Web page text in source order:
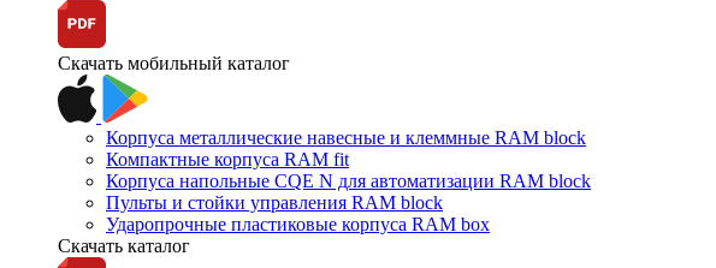
Скачать мобильный каталог
Корпуса металлические навесные и клеммные RAM block
Компактные корпуса RAM fit
Корпуса напольные CQE N для автоматизации RAM block
Пульты и стойки управления RAM block
Ударопрочные пластиковые корпуса RAM box
Скачать каталог